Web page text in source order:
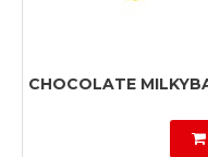
CHOCOLATE